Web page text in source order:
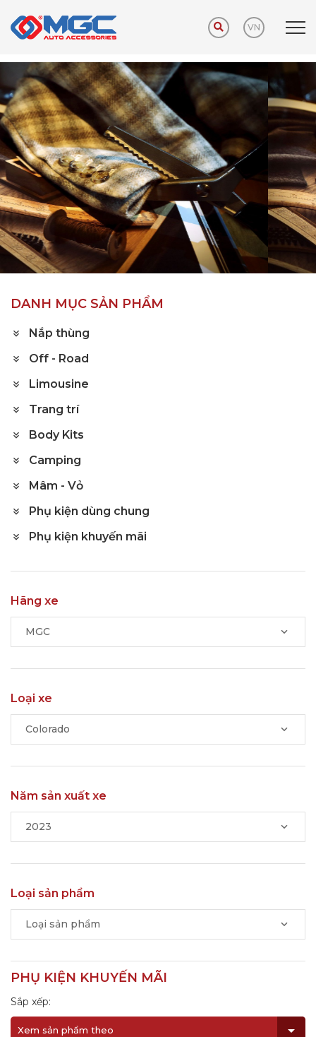
VN
Trang chủ Sản phẩm Phụ kiện khuyến mãi
DANH MỤC SẢN PHẨM
Nắp thùng
Off - Road
Limousine
Trang trí
Body Kits
Camping
Mâm - Vỏ
Phụ kiện dùng chung
Phụ kiện khuyến mãi
Hãng xe
MGC
Loại xe
Colorado
Năm sản xuất xe
2023
Loại sản phẩm
Loại sản phẩm
PHỤ KIỆN KHUYẾN MÃI
Sắp xếp:
Xem sản phẩm theo